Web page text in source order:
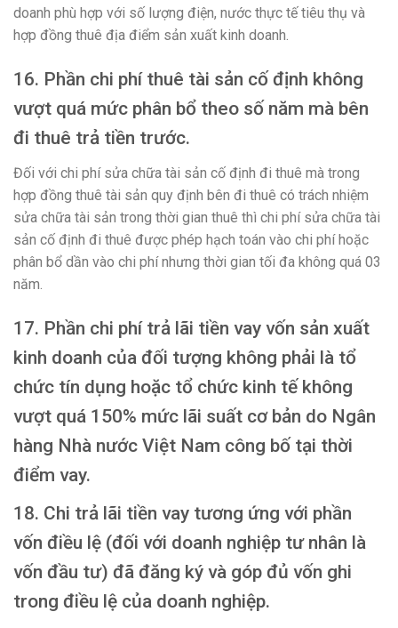
doanh phù hợp với số lượng điện, nước thực tế tiêu thụ và
hợp đồng thuê địa điểm sản xuất kinh doanh.
16. Phần chi phí thuê tài sản cố định không
vượt quá mức phân bổ theo số năm mà bên
đi thuê trả tiền trước.
Đối với chi phí sửa chữa tài sản cố định đi thuê mà trong
hợp đồng thuê tài sản quy định bên đi thuê có trách nhiệm
sửa chữa tài sản trong thời gian thuê thì chi phí sửa chữa tài
sản cố định đi thuê được phép hạch toán vào chi phí hoặc
phân bổ dần vào chi phí nhưng thời gian tối đa không quá 03
năm.
17. Phần chi phí trả lãi tiền vay vốn sản xuất
kinh doanh của đối tượng không phải là tổ
chức tín dụng hoặc tổ chức kinh tế không
vượt quá 150% mức lãi suất cơ bản do Ngân
hàng Nhà nước Việt Nam công bố tại thời
điểm vay.
18. Chi trả lãi tiền vay tương ứng với phần
vốn điều lệ (đối với doanh nghiệp tư nhân là
vốn đầu tư) đã đăng ký và góp đủ vốn ghi
trong điều lệ của doanh nghiệp.